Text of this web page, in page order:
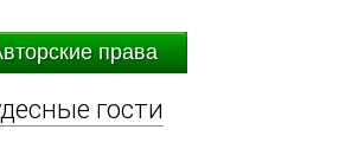
права
гости